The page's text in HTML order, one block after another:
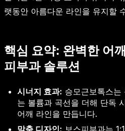
랫동안 아름다운 라인을 유지할
핵심 요약: 완벽한 어
피부과 솔루션
시너지 효과: 승모근보톡스는
는 볼륨과 곡선을 더해 단독
어깨 라인을 만듭니다.
맞춤 디자인: 보스피부과는